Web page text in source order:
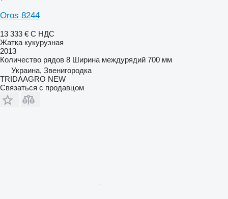
Oros 8244
13 333 € С НДС
Жатка кукурузная
2013
Количество рядов 8 Ширина междурядий 700 мм
Украина, Звенигородка
TRIDAAGRO NEW
Связаться с продавцом